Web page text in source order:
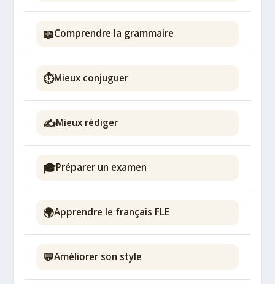
📖Comprendre la grammaire
⏱️Mieux conjuguer
✍️Mieux rédiger
🎓Préparer un examen
🌍Apprendre le français FLE
💬Améliorer son style